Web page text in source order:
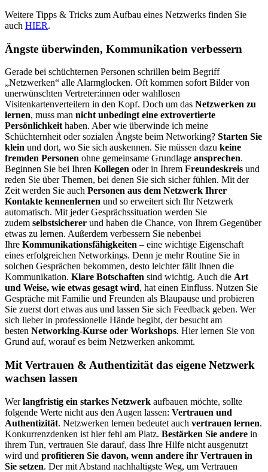
Weitere Tipps & Tricks zum Aufbau eines Netzwerks finden Sie
auch HIER.
Ängste überwinden, Kommunikation verbessern
Gerade bei schüchternen Personen schrillen beim Begriff
„Netzwerken“ alle Alarmglocken. Oft kommen sofort Bilder von
unerwünschten Vertreter:innen oder wahllosen
Visitenkartenverteilern in den Kopf. Doch um das Netzwerken zu
lernen, muss man nicht unbedingt eine extrovertierte
Persönlichkeit haben. Aber wie überwinde ich meine
Schüchternheit oder sozialen Ängste beim Networking? Starten Sie
klein und dort, wo Sie sich auskennen. Sie müssen dazu keine
fremden Personen ohne gemeinsame Grundlage ansprechen.
Beginnen Sie bei Ihren Kollegen oder in Ihrem Freundeskreis und
reden Sie über Themen, bei denen Sie sich sicher fühlen. Mit der
Zeit werden Sie auch Personen aus dem Netzwerk Ihrer
Kontakte kennenlernen und so erweitert sich Ihr Netzwerk
automatisch. Mit jeder Gesprächssituation werden Sie
zudem selbstsicherer und haben die Chance, von Ihrem Gegenüber
etwas zu lernen. Außerdem verbessern Sie nebenbei
Ihre Kommunikationsfähigkeiten – eine wichtige Eigenschaft
eines erfolgreichen Networkings. Denn je mehr Routine Sie in
solchen Gesprächen bekommen, desto leichter fällt Ihnen die
Kommunikation. Klare Botschaften sind wichtig. Auch die Art
und Weise, wie etwas gesagt wird, hat einen Einfluss. Nutzen Sie
Gespräche mit Familie und Freunden als Blaupause und probieren
Sie zuerst dort etwas aus und lassen Sie sich Feedback geben. Wer
sich lieber in professionelle Hände begibt, der besucht am
besten Networking-Kurse oder Workshops. Hier lernen Sie von
Grund auf, worauf es beim Netzwerken ankommt.
Mit Vertrauen & Authentizität das eigene Netzwerk
wachsen lassen
Werlangfristig ein starkes Netzwerk aufbauen möchte, sollte
folgende Werte nicht aus den Augen lassen: Vertrauen und
Authentizität. Netzwerken lernen bedeutet auch vertrauen lernen.
Konkurrenzdenken ist hier fehl am Platz. Bestärken Sie andere in
ihrem Tun, vertrauen Sie darauf, dass Ihre Hilfe nicht ausgenutzt
wird und profitieren Sie davon, wenn andere ihr Vertrauen in
Sie setzen. Der mit Abstand nachhaltigste Weg, um Vertrauen